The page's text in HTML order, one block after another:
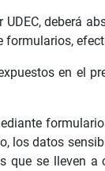
deberá
en el
datos
se lleven